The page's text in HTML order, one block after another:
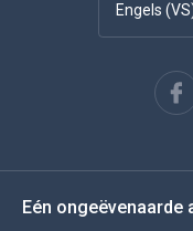
Engels
Español
Deutsch
Eén